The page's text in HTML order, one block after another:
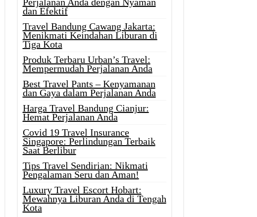
dan Efektif
Travel Bandung Cawang Jakarta:
Menikmati Keindahan Liburan di
Tiga Kota
Produk Terbaru Urban’s Travel:
Mempermudah Perjalanan Anda
Best Travel Pants – Kenyamanan
dan Gaya dalam Perjalanan Anda
Harga Travel Bandung Cianjur:
Hemat Perjalanan Anda
Covid 19 Travel Insurance
Singapore: Perlindungan Terbaik
Saat Berlibur
Tips Travel Sendirian: Nikmati
Pengalaman Seru dan Aman!
Luxury Travel Escort Hobart:
Mewahnya Liburan Anda di Tengah
Kota